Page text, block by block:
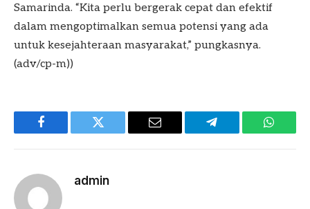
Samarinda. “Kita perlu bergerak cepat dan efektif
dalam mengoptimalkan semua potensi yang ada
untuk kesejahteraan masyarakat,” pungkasnya.
(adv/cp-m))
Facebook Twitter Email Telegram
admin